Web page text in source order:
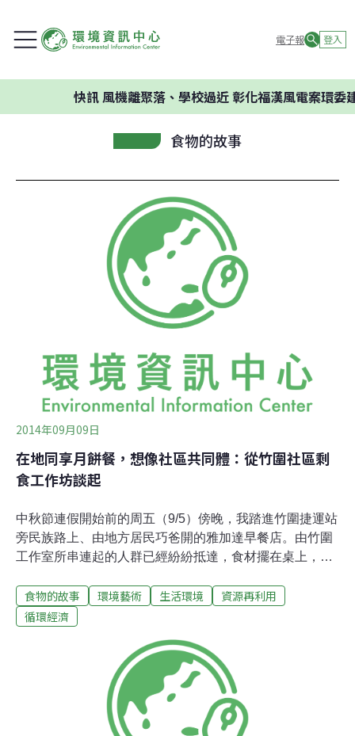
電子報 登入
快訊風機離聚落、學校過近 彰化福漢風電案環委建議
食物的故事
2014年09月09日
在地同享月餅餐，想像社區共同體：從竹圍社區剩
食工作坊談起
中秋節連假開始前的周五（9/5）傍晚，我踏進竹圍捷運站
旁民族路上、由地方居民巧爸開的雅加達早餐店。由竹圍
工作室所串連起的人群已經紛紛抵達，食材擺在桌上，還
家。分享者在前方，一步步細細引導吃剩月餅的料理方
式，在狹小的空間裡面，仿若展開另一個美食料理的分享
文化上被視為人情禮貌、用以重建社會關係的禮品盒，毫
不猶豫地拆開、分解、再利用。一塊塊方正不一、甜鹹有
之的月餅，便流入家常生活，這才開始令人食指大動。韻
芝做好的月餅八寶粥、炒月餅，跟煎年糕相同原理的煎月
餅，另一位藝術工作者周建邦挽起袖子、用挖出的餡做起
食物的故事 環境藝術 生活環境
資源再利用
循環經濟